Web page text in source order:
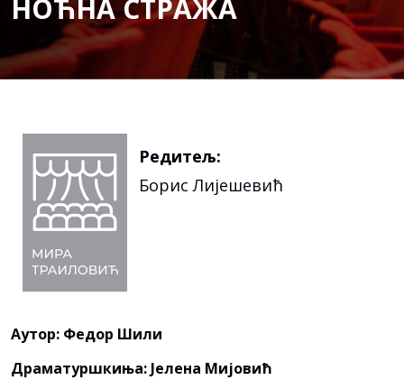
НОЋНА СТРАЖА
Редитељ:
Борис Лијешевић
Аутор: Федор Шили
Драматуршкиња: Јелена Мијовић